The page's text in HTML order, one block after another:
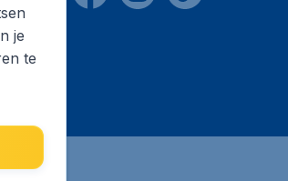
je
te